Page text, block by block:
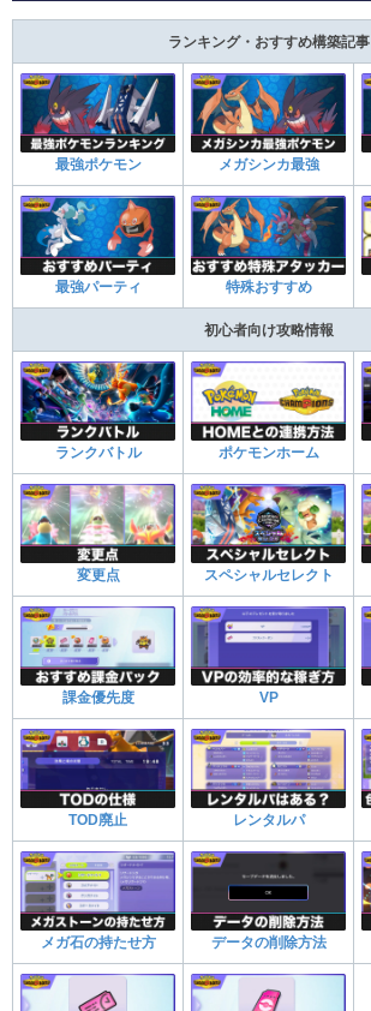
ランキング・おすすめ構築記事
最強ポケモン メガシンカ最強
最強パーティ 特殊おすすめ
初心者向け攻略情報
ランクバトル ポケモンホーム
変更点 スペシャルセレクト
課金優先度 VP
TOD廃止 レンタルパ
メガ石の持たせ方 データの削除方法